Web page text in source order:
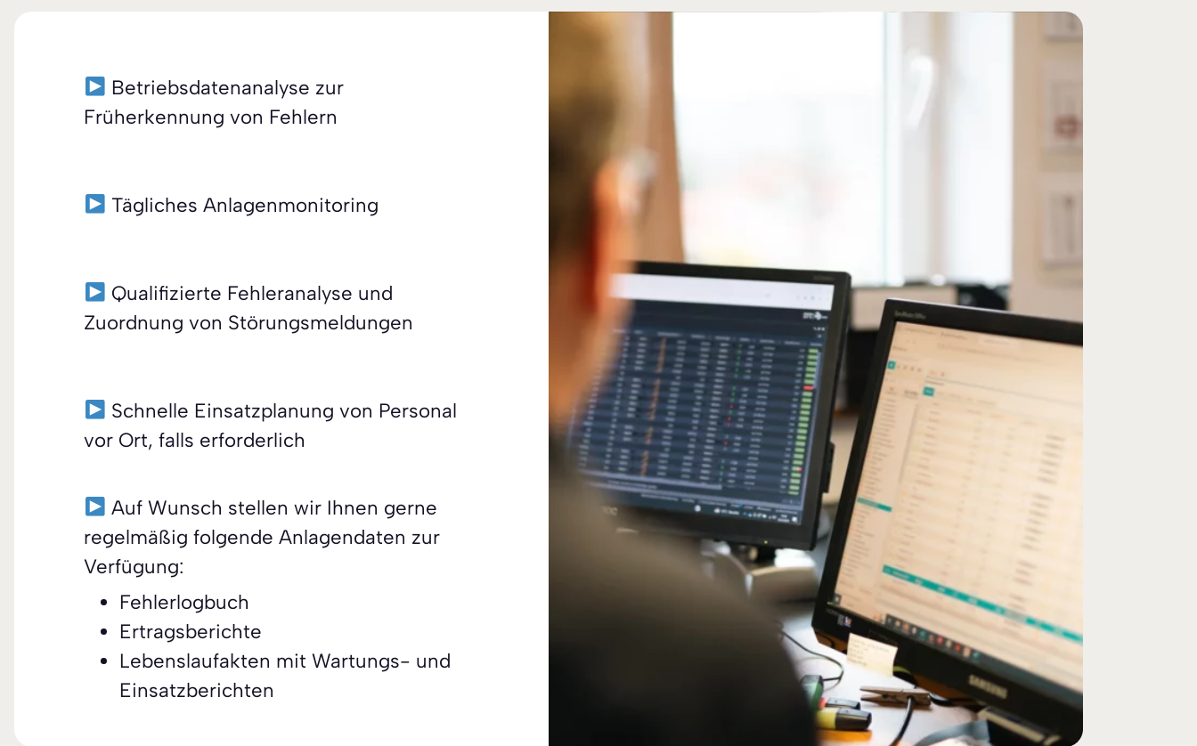
Betriebsdatenanalyse zur
Früherkennung von Fehlern
Tägliches Anlagenmonitoring
Qualifizierte Fehleranalyse und
Zuordnung von Störungsmeldungen
Schnelle Einsatzplanung von Personal
vor Ort, falls erforderlich
Auf Wunsch stellen wir Ihnen gerne
regelmäßig folgende Anlagendaten zur
Verfügung:
Fehlerlogbuch
Ertragsberichte
Lebenslaufakten mit Wartungs- und
Einsatzberichten